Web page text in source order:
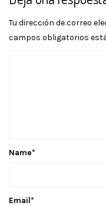
Tu dirección de correo
campos obligatorios
Name*
Email*